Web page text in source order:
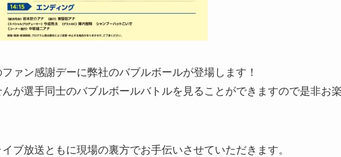
ァン感謝デーに弊社のバブルボールが登場します！
が選手同士のバブルボールバトルを見ることができますので是非お
ブ放送ともに現場の裏方でお手伝いさせていただきます。